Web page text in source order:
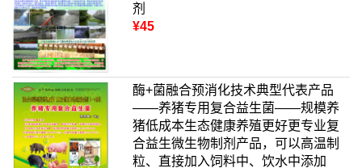
剂
¥45
酶+菌融合预消化技术典型代表产品
——养猪专用复合益生菌——规模养
猪低成本生态健康养殖更好更专业复
合益生微生物制剂产品，可以高温制
粒、直接加入饲料中、饮水中添加